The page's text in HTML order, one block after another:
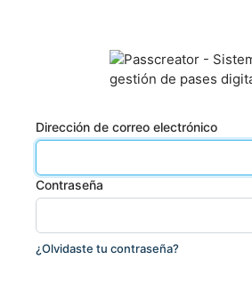
Dirección de correo electrónico
Contraseña
¿Olvidaste tu contraseña?